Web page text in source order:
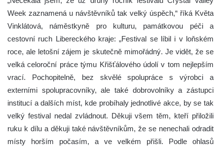
Week zaznamená u návštěvníků tak velký úspěch,“ říká Květa
Vinklátová, náměstkyně pro kulturu, památkovou péči a
cestovní ruch Libereckého kraje: „Festival se líbil i v loňském
roce, ale letošní zájem je skutečně mimořádný. Je vidět, že se
velká celoroční práce týmu Křišťálového údolí v tom nejlepším
vrací. Pochopitelně, bez skvělé spolupráce s výrobci a
externími spolupracovníky, ale také dobrovolníky a zástupci
institucí a dalších míst, kde probíhaly jednotlivé akce, by se tak
velký festival nedal zvládnout. Děkuji všem těm, kteří přiložili
ruku k dílu a děkuji také návštěvníkům, že se nenechali odradit
místy horším počasím, a ve velkém přišli. Podle ohlasů